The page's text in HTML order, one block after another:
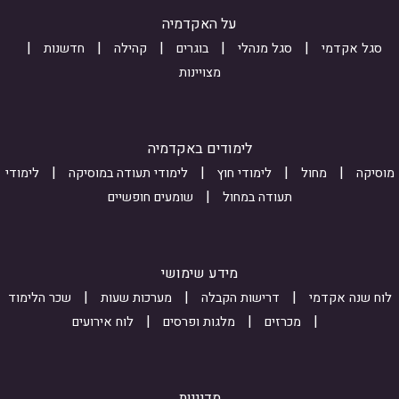
n
4
T
8
V
V
b
i
על האקדמיה
סגל אקדמי סגל מנהלי בוגרים קהילה
חדשנות
מצויינות
לימודים באקדמיה
מוסיקה מחול לימודי חוץ לימודי תעודה במוסיקה
לימודי
תעודה במחול
שומעים חופשיים
מידע שימושי
לוח שנה אקדמי דרישות הקבלה מערכות שעות
שכר הלימוד
מכרזים
מלגות ופרסים לוח אירועים